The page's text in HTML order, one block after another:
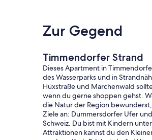
Zur Gegend
Timmendorfer Strand
Dieses Apartment in
des Wasserparks und in
Hüxstraße und Märchenwald
wenn du gerne shoppen gehst.
die Natur der Region
Ziele an: Dummersdorfer Ufer
Schweiz. Du bist mit Kindern
Attraktionen kannst du den